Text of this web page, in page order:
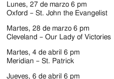
Lunes, 27 de marzo 6 pm
Oxford – St. John the Evangelist
Martes, 28 de marzo 6 pm
Cleveland – Our Lady of Victories
Martes, 4 de abril 6 pm
Meridian – St. Patrick
Jueves, 6 de abril 6 pm